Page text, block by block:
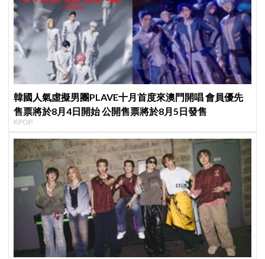
韓國人氣虛擬男團PLAVE十月首度來澳門開唱 會員優先
售票將於8月4日開始 公開售票將於8月5日發售
KPOP